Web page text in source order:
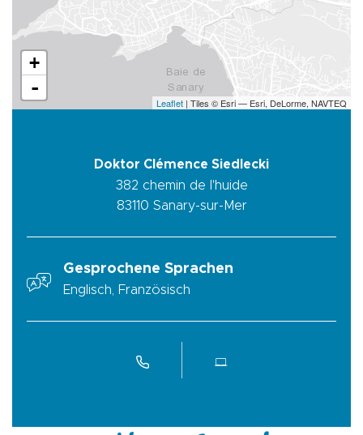
+
-
Leaflet | Tiles © Esri — Esri, DeLorme, NAVTEQ
Doktor Clémence Siedlecki
382 chemin de l'huide
83110 Sanary-sur-Mer
Gesprochene Sprachen
Englisch, Französisch